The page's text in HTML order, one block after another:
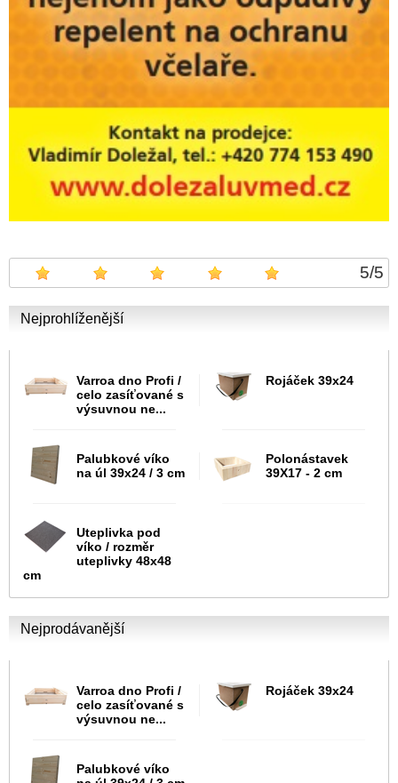
5/5
Nejprohlíženější
Varroa dno Profi /
celo zasíťované s
výsuvnou ne...
Rojáček 39x24
Palubkové víko
na úl 39x24 / 3 cm
Polonástavek
39X17 - 2 cm
Uteplivka pod
víko / rozměr
uteplivky 48x48
cm
Nejprodávanější
Varroa dno Profi /
celo zasíťované s
výsuvnou ne...
Rojáček 39x24
Palubkové víko